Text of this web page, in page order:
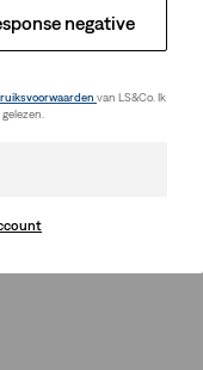
negative
van LS&Co. Ik